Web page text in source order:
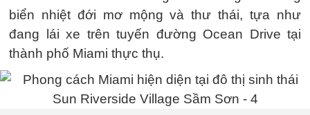
biển nhiệt đới mơ mộng và thư thái, tựa như
đang lái xe trên tuyến đường Ocean Drive tại
thành phố Miami thực thụ.